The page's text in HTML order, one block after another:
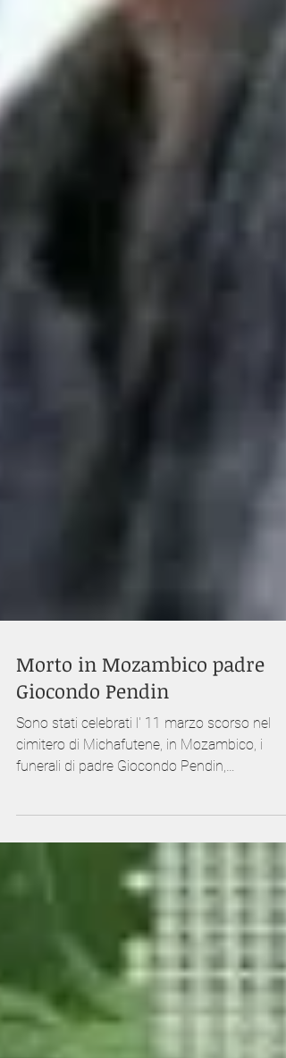
Morto in Mozambico padre
Giocondo Pendin
Sono stati celebrati l' 11 marzo scorso nel
cimitero di Michafutene, in Mozambico, i
missionario...